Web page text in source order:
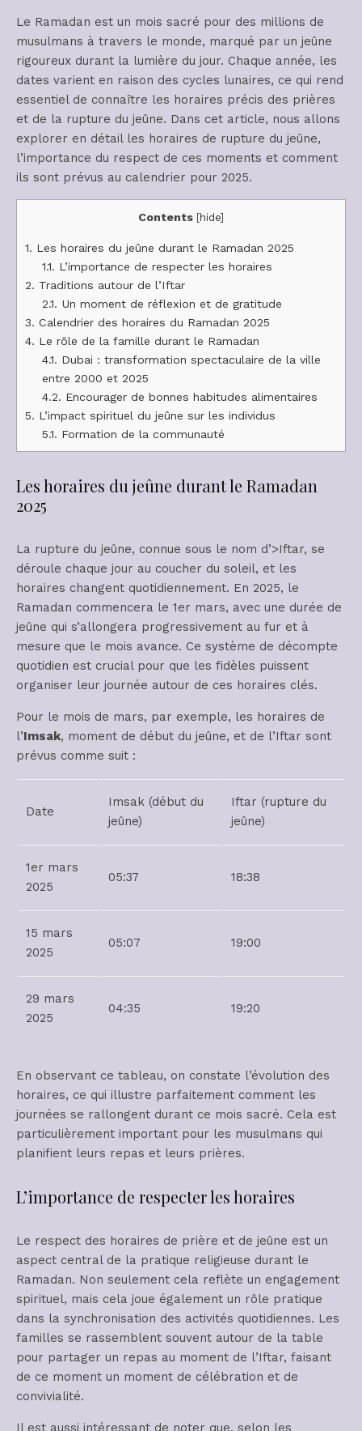
Le Ramadan est un mois sacré pour des millions de
musulmans à travers le monde, marqué par un jeûne
rigoureux durant la lumière du jour. Chaque année, les
dates varient en raison des cycles lunaires, ce qui rend
essentiel de connaître les horaires précis des prières
et de la rupture du jeûne. Dans cet article, nous allons
explorer en détail les horaires de rupture du jeûne,
l’importance du respect de ces moments et comment
ils sont prévus au calendrier pour 2025.
Contents [hide]
1. Les horaires du jeûne durant le Ramadan 2025
1.1. L’importance de respecter les horaires
2. Traditions autour de l’Iftar
2.1. Un moment de réflexion et de gratitude
3. Calendrier des horaires du Ramadan 2025
4. Le rôle de la famille durant le Ramadan
4.1. Dubai : transformation spectaculaire de la ville
entre 2000 et 2025
4.2. Encourager de bonnes habitudes alimentaires
5. L’impact spirituel du jeûne sur les individus
5.1. Formation de la communauté
Les horaires du jeûne durant le Ramadan
2025
La rupture du jeûne, connue sous le nom d’>Iftar, se
déroule chaque jour au coucher du soleil, et les
horaires changent quotidiennement. En 2025, le
Ramadan commencera le 1er mars, avec une durée de
jeûne qui s’allongera progressivement au fur et à
mesure que le mois avance. Ce système de décompte
quotidien est crucial pour que les fidèles puissent
organiser leur journée autour de ces horaires clés.
Pour le mois de mars, par exemple, les horaires de
l’Imsak, moment de début du jeûne, et de l’Iftar sont
prévus comme suit :
Date
Imsak (début du
jeûne)
Iftar (rupture du
jeûne)
1er mars
2025
05:37 18:38
15 mars
2025
05:07 19:00
29 mars
2025
04:35 19:20
En observant ce tableau, on constate l’évolution des
horaires, ce qui illustre parfaitement comment les
journées se rallongent durant ce mois sacré. Cela est
particulièrement important pour les musulmans qui
planifient leurs repas et leurs prières.
L’importance de respecter les horaires
Le respect des horaires de prière et de jeûne est un
aspect central de la pratique religieuse durant le
Ramadan. Non seulement cela reflète un engagement
spirituel, mais cela joue également un rôle pratique
dans la synchronisation des activités quotidiennes. Les
familles se rassemblent souvent autour de la table
pour partager un repas au moment de l’Iftar, faisant
de ce moment un moment de célébration et de
convivialité.
Il est aussi intéressant de noter que, selon les